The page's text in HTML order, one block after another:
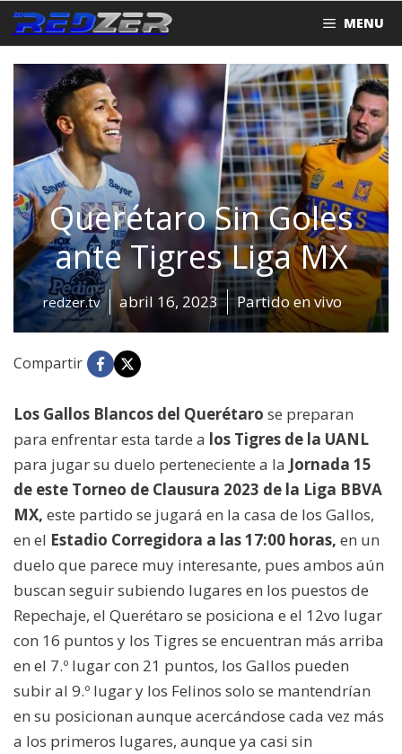
Saltar
al
contenido
MENU
Querétaro Sin Goles
ante Tigres Liga MX
redzer.tv abril 16, 2023 Partido en vivo
Compartir
Los Gallos Blancos del Querétaro se preparan
para enfrentar esta tarde a los Tigres de la UANL
para jugar su duelo perteneciente a la Jornada 15
de este Torneo de Clausura 2023 de la Liga BBVA
MX, este partido se jugará en la casa de los Gallos,
en el Estadio Corregidora a las 17:00 horas, en un
duelo que parece muy interesante, pues ambos aún
buscan seguir subiendo lugares en los puestos de
Repechaje, el Querétaro se posiciona e el 12vo lugar
con 16 puntos y los Tigres se encuentran más arriba
en el 7.º lugar con 21 puntos, los Gallos pueden
subir al 9.º lugar y los Felinos solo se mantendrían
en su posicionan aunque acercándose cada vez más
a los primeros lugares, aunque ya casi sin